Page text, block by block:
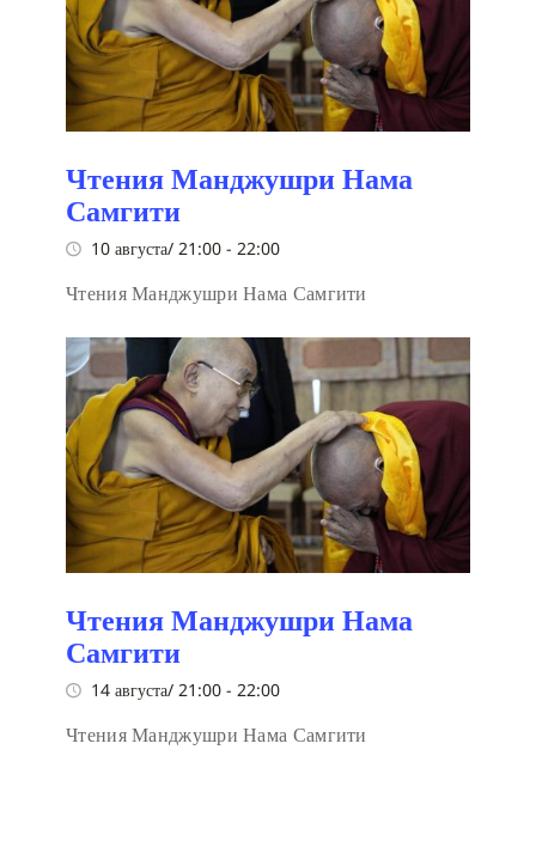
Чтения Манджушри Нама
Самгити
10 августа/ 21:00 - 22:00
Чтения Манджушри Нама Самгити
Чтения Манджушри Нама
Самгити
14 августа/ 21:00 - 22:00
Чтения Манджушри Нама Самгити